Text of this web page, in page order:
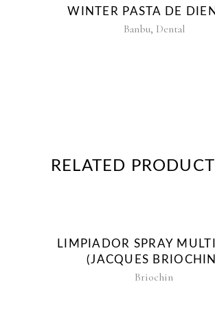
WINTER PASTA DE
Banbu, Dental
RELATED
LIMPIADOR SPRAY
(JACQUES
Briochin